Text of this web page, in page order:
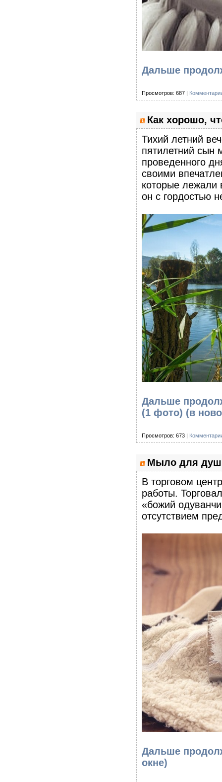
Дальше
Просмотров: 687 |
Как хорошо,
Тихий летний
пятилетний сын
проведенного
своими
которые лежали
он с гордостью
Дальше
(1 фото) (в
Просмотров: 673 |
Мыло для
В торговом
работы.
«божий
отсутствием
Дальше
окне)